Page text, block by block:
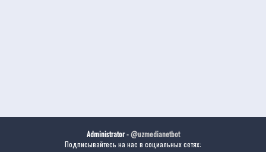
Administrator -@uzmedianetbot
Подписывайтесь на нас в социальных сетях: